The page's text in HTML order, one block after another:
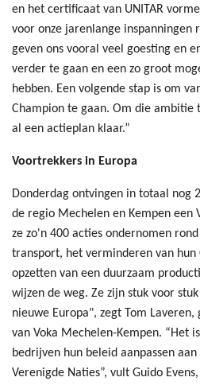
en het certificaat van UNITAR
voor onze jarenlange inspanningen
geven ons vooral veel goesting en
verder te gaan en een zo groot
hebben. Een volgende stap is om
Champion te gaan. Om die ambitie
al een actieplan klaar.”
Voortrekkers in Europa
Donderdag ontvingen in totaal nog
de regio Mechelen en Kempen een
ze zo'n 400 acties ondernomen
transport, het verminderen van hun
opzetten van een duurzaam
wijzen de weg. Ze zijn stuk voor
nieuwe Europa", zegt Tom
van Voka Mechelen-Kempen. “Het
bedrijven hun beleid aanpassen
Verenigde Naties”, vult Guido